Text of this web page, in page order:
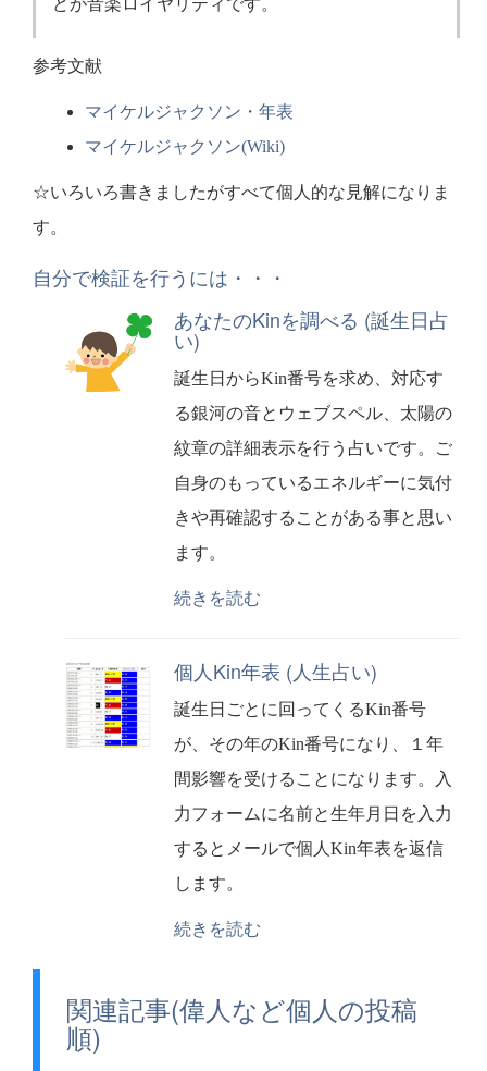
どが音楽ロイヤリティです。
参考文献
マイケルジャクソン・年表
マイケルジャクソン(Wiki)
☆いろいろ書きましたがすべて個人的な見解になりま
す。
自分で検証を行うには・・・
あなたのKinを調べる (誕生日占
い)
誕生日からKin番号を求め、対応す
る銀河の音とウェブスペル、太陽の
紋章の詳細表示を行う占いです。ご
自身のもっているエネルギーに気付
きや再確認することがある事と思い
ます。
続きを読む
個人Kin年表 (人生占い)
誕生日ごとに回ってくるKin番号
が、その年のKin番号になり、１年
間影響を受けることになります。入
力フォームに名前と生年月日を入力
するとメールで個人Kin年表を返信
します。
続きを読む
関連記事(偉人など個人の投稿
順)